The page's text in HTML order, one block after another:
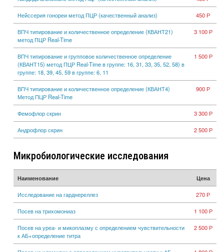
Нейссерия гонореи метод ПЦР (качественный анализ) 450 Р
ВПЧ типирование и количественное определение (КВАНТ21)
метод ПЦР Real-Time
3 100 Р
ВПЧ типирование и групповое количественное определение
(КВАНТ15) метод ПЦР Real-Time в группе: 16, 31, 33, 35, 52, 58) в
группе: 18, 39, 45, 59 в группе: 6, 11
1 500 Р
ВПЧ типирование и количественное определение (КВАНТ4)
Метод ПЦР Real-Time
900 Р
Фемофлор скрин 3 300 Р
Андрофлор скрин 2 500 Р
Микробиологические исследования
Наименование Цена
Исследование на гарднереллез 270 Р
Посев на трихомониаз 1 100 Р
Посев на уреа- и микоплазму с определением чувствительности
к АБ+определение титра
2 500 Р